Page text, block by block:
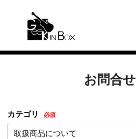
お問合せ
カテゴリ 必須
取扱商品について